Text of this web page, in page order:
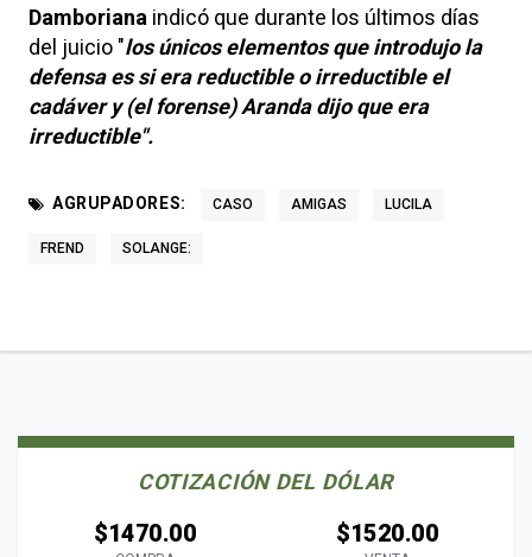
Damboriana indicó que durante los últimos días
del juicio "los únicos elementos que introdujo la
defensa es si era reductible o irreductible el
cadáver y (el forense) Aranda dijo que era
irreductible".
AGRUPADORES: CASO AMIGAS LUCILA
FREND SOLANGE:
COTIZACIÓN DEL DÓLAR
$1470.00 $1520.00